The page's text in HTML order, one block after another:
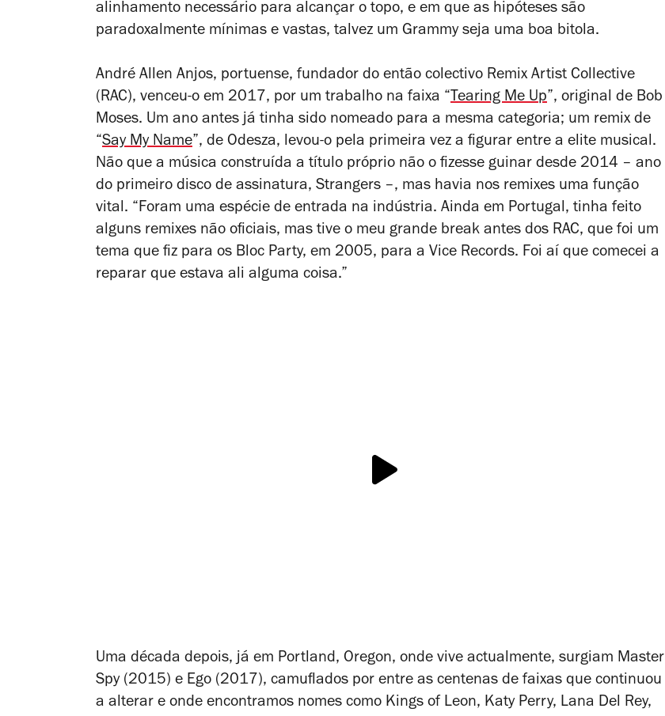
alinhamento necessário para alcançar o topo, e em que as hipóteses são
paradoxalmente mínimas e vastas, talvez um Grammy seja uma boa bitola.
André Allen Anjos, portuense, fundador do então colectivo Remix Artist Collective
(RAC), venceu-o em 2017, por um trabalho na faixa “Tearing Me Up”, original de Bob
Moses. Um ano antes já tinha sido nomeado para a mesma categoria; um remix de
“Say My Name”, de Odesza, levou-o pela primeira vez a figurar entre a elite musical.
Não que a música construída a título próprio não o fizesse guinar desde 2014 – ano
do primeiro disco de assinatura, Strangers –, mas havia nos remixes uma função
vital. “Foram uma espécie de entrada na indústria. Ainda em Portugal, tinha feito
alguns remixes não oficiais, mas tive o meu grande break antes dos RAC, que foi um
tema que fiz para os Bloc Party, em 2005, para a Vice Records. Foi aí que comecei a
reparar que estava ali alguma coisa.”
Uma década depois, já em Portland, Oregon, onde vive actualmente, surgiam Master
Spy(2015) e Ego (2017), camuflados por entre as centenas de faixas que continuou
a alterar e onde encontramos nomes como Kings of Leon, Katy Perry, Lana Del Rey,